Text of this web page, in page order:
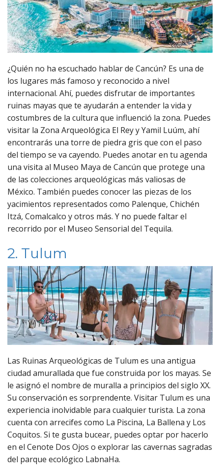
¿Quién no ha escuchado hablar de Cancún? Es una de
los lugares más famoso y reconocido a nivel
internacional. Ahí, puedes disfrutar de importantes
ruinas mayas que te ayudarán a entender la vida y
costumbres de la cultura que influenció la zona. Puedes
visitar la Zona Arqueológica El Rey y Yamil Luúm, ahí
encontrarás una torre de piedra gris que con el paso
del tiempo se va cayendo. Puedes anotar en tu agenda
una visita al Museo Maya de Cancún que protege una
de las colecciones arqueológicas más valiosas de
México. También puedes conocer las piezas de los
yacimientos representados como Palenque, Chichén
Itzá, Comalcalco y otros más. Y no puede faltar el
recorrido por el Museo Sensorial del Tequila.
2. Tulum
Las Ruinas Arqueológicas de Tulum es una antigua
ciudad amurallada que fue construida por los mayas. Se
le asignó el nombre de muralla a principios del siglo XX.
Su conservación es sorprendente. Visitar Tulum es una
experiencia inolvidable para cualquier turista. La zona
cuenta con arrecifes como La Piscina, La Ballena y Los
Coquitos. Si te gusta bucear, puedes optar por hacerlo
en el Cenote Dos Ojos o explorar las cavernas sagradas
del parque ecológico LabnaHa.